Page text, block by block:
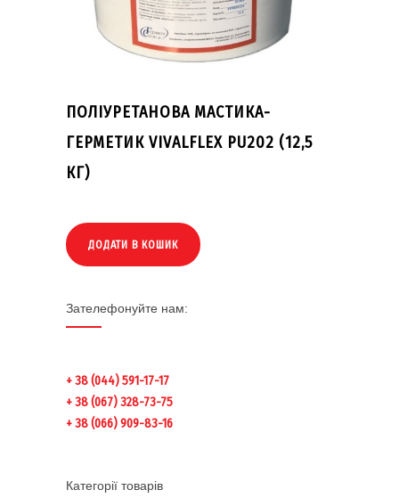
ПОЛІУРЕТАНОВА МАСТИКА-
ГЕРМЕТИК VIVALFLEX PU202 (12,5
КГ)
ДОДАТИ В КОШИК
Зателефонуйте нам:
+ 38 (044) 591-17-17
+ 38 (067) 328-73-75
+ 38 (066) 909-83-16
Категорії товарів